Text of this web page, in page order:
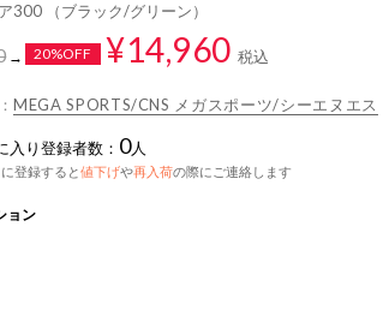
300 （ブラック/グリーン）
→ 20%OFF ¥14,960 税込
MEGA SPORTS/CNS メガスポーツ/シーエヌエス
入り登録者数： 0人
登録すると値下げや再入荷の際にご連絡します
ョン